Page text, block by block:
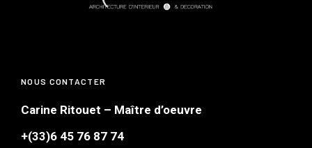
NOUS CONTACTER
Carine Ritouet – Maître d’oeuvre
+(33)6 45 76 87 74